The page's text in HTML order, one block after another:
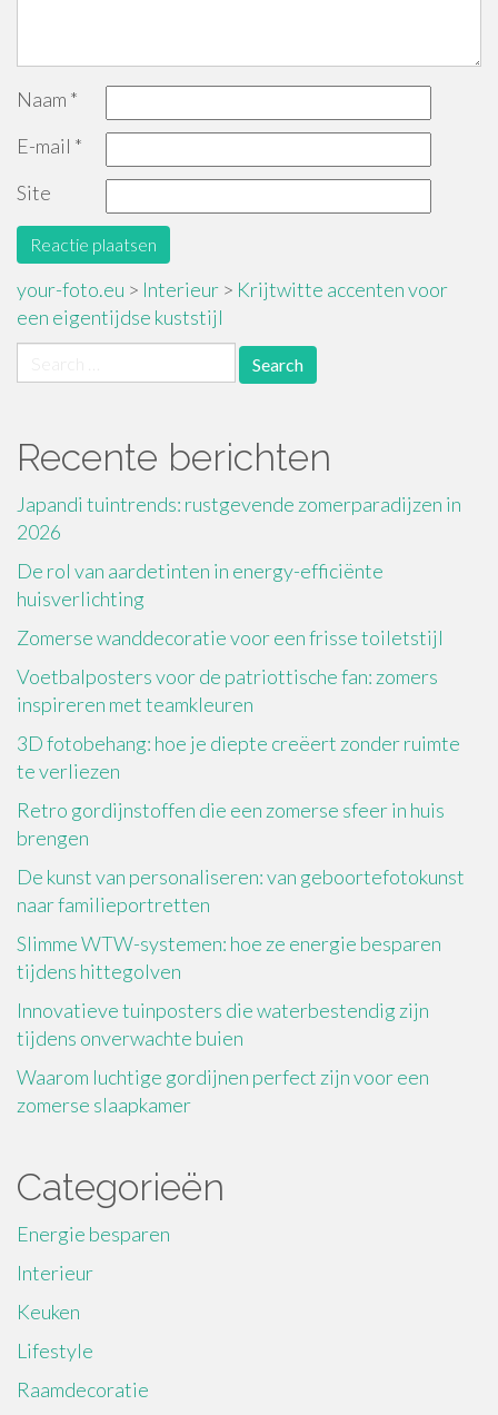
Naam *
E-mail *
Site
your-foto.eu > Interieur > Krijtwitte accenten voor
een eigentijdse kuststijl
for:
Recente berichten
Japandi tuintrends: rustgevende zomerparadijzen in
2026
De rol van aardetinten in energy-efficiënte
huisverlichting
Zomerse wanddecoratie voor een frisse toiletstijl
Voetbalposters voor de patriottische fan: zomers
inspireren met teamkleuren
3D fotobehang: hoe je diepte creëert zonder ruimte
te verliezen
Retro gordijnstoffen die een zomerse sfeer in huis
brengen
De kunst van personaliseren: van geboortefotokunst
naar familieportretten
Slimme WTW-systemen: hoe ze energie besparen
tijdens hittegolven
Innovatieve tuinposters die waterbestendig zijn
tijdens onverwachte buien
Waarom luchtige gordijnen perfect zijn voor een
zomerse slaapkamer
Categorieën
Energie besparen
Interieur
Keuken
Lifestyle
Raamdecoratie